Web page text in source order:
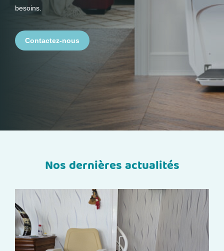
besoins.
Contactez-nous
Nos dernières actualités